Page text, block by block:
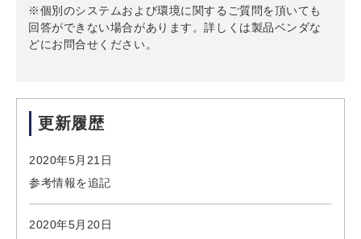
※個別のシステムおよび環境に関するご質問を頂いても
回答ができない場合があります。詳しくは製品ベンダな
どにお問合せください。
更新履歴
2020年5月21日
参考情報を追記
2020年5月20日